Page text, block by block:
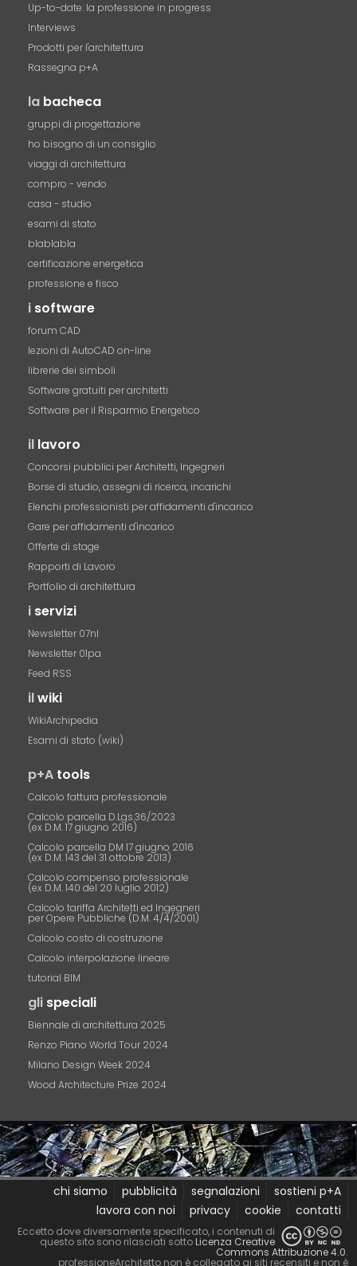
Up-to-date: la professione in progress
Interviews
Prodotti per l'architettura
Rassegna p+A
la bacheca
gruppi di progettazione
ho bisogno di un consiglio
viaggi di architettura
compro - vendo
casa - studio
esami di stato
blablabla
certificazione energetica
professione e fisco
i software
forum CAD
lezioni di AutoCAD on-line
librerie dei simboli
Software gratuiti per architetti
Software per il Risparmio Energetico
il lavoro
Concorsi pubblici per Architetti, Ingegneri
Borse di studio, assegni di ricerca, incarichi
Elenchi professionisti per affidamenti d'incarico
Gare per affidamenti d'incarico
Offerte di stage
Rapporti di Lavoro
Portfolio di architettura
i servizi
Newsletter 07nl
Newsletter 01pa
Feed RSS
ilwiki
WikiArchipedia
Esami di stato (wiki)
p+A tools
Calcolo fattura professionale
Calcolo parcella D.Lgs.36/2023
(ex D.M. 17 giugno 2016)
Calcolo parcella DM 17 giugno 2016
(ex D.M. 143 del 31 ottobre 2013)
Calcolo compenso professionale
(ex D.M. 140 del 20 luglio 2012)
Calcolo tariffa Architetti ed Ingegneri
per Opere Pubbliche (D.M. 4/4/2001)
Calcolo costo di costruzione
Calcolo interpolazione lineare
tutorial BIM
gli speciali
Biennale di architettura 2025
Renzo Piano World Tour 2024
Milano Design Week 2024
Wood Architecture Prize 2024
chi siamo pubblicità segnalazioni
sostieni p+A
lavora con noi
privacy cookie contatti
Eccetto dove diversamente specificato, i contenuti di
questo sito sono rilasciati sottoLicenza Creative
Commons Attribuzione 4.0.
professioneArchitetto non è collegato ai siti recensiti e non è